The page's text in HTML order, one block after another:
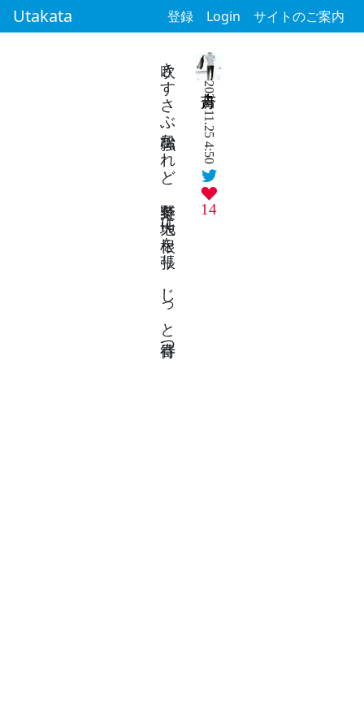
Utakata 登録 Login サイトのご案内
2024.11.25 4:50
14
吹きすさぶ風強かれど 冬野菜 大地に根を張り じっと春待つ